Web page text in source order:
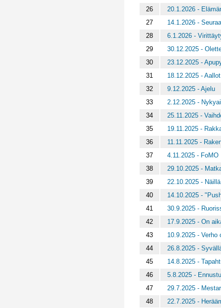
26
20.1.2026 -
27
14.1.2026 -
28
6.1.2026 -
29
30.12.2025 -
30
23.12.2025 -
31
18.12.2025 -
32
9.12.2025 - Ajelu
33
2.12.2025 -
34
25.11.2025 -
35
19.11.2025 -
36
11.11.2025 -
37
4.11.2025 - FoMO
38
29.10.2025 -
39
22.10.2025 -
40
14.10.2025 -
41
30.9.2025 -
42
17.9.2025 - On
43
10.9.2025 - Verho
44
26.8.2025 -
45
14.8.2025 -
46
5.8.2025 -
47
29.7.2025 -
48
22.7.2025 -